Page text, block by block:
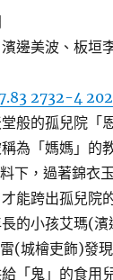
邊美波、板垣
2732-4
般的孤兒院「
為「媽媽」的
下，過著錦衣
能跨出孤兒院
的小孩艾瑪(
(城檜吏飾)發
「鬼」的食用